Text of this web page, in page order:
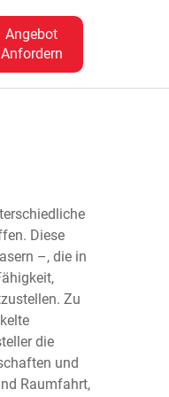
Angebot
Anfordern
Diese
–, die in
Zu
die
und
Raumfahrt,